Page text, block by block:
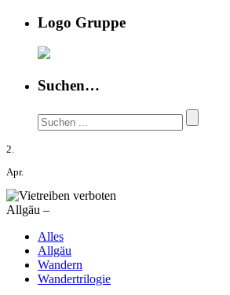
Logo Gruppe
Suchen…
2.
Apr.
Allgäu –
Alles
Allgäu
Wandern
Wandertrilogie